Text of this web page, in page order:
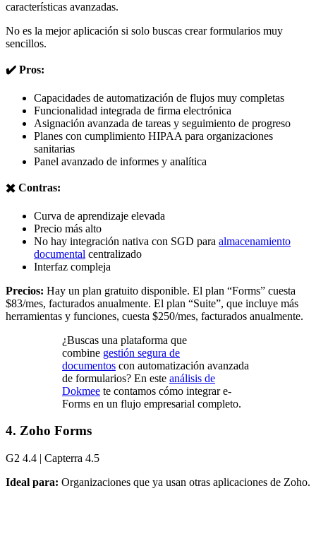
características avanzadas.
No es la mejor aplicación si solo buscas crear formularios muy
sencillos.
✔️ Pros:
Capacidades de automatización de flujos muy completas
Funcionalidad integrada de firma electrónica
Asignación avanzada de tareas y seguimiento de progreso
Planes con cumplimiento HIPAA para organizaciones
sanitarias
Panel avanzado de informes y analítica
✖️ Contras:
Curva de aprendizaje elevada
Precio más alto
No hay integración nativa con SGD para almacenamiento
documental centralizado
Interfaz compleja
Precios: Hay un plan gratuito disponible. El plan “Forms” cuesta
$83/mes, facturados anualmente. El plan “Suite”, que incluye más
herramientas y funciones, cuesta $250/mes, facturados anualmente.
¿Buscas una plataforma que
combine gestión segura de
documentos con automatización avanzada
de formularios? En este análisis de
Dokmee te contamos cómo integrar e-
Forms en un flujo empresarial completo.
4. Zoho Forms
G2 4.4 | Capterra 4.5
Ideal para: Organizaciones que ya usan otras aplicaciones de Zoho.